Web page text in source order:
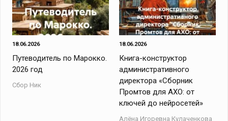
18.06.2026
Путеводитель по Марокко.
2026 год
Сбор Ник
18.06.2026
Книга-конструктор
административного
директора «Сборник
Промтов для АХО: от
ключей до нейросетей»
Алёна Игоревна Кулаченкова